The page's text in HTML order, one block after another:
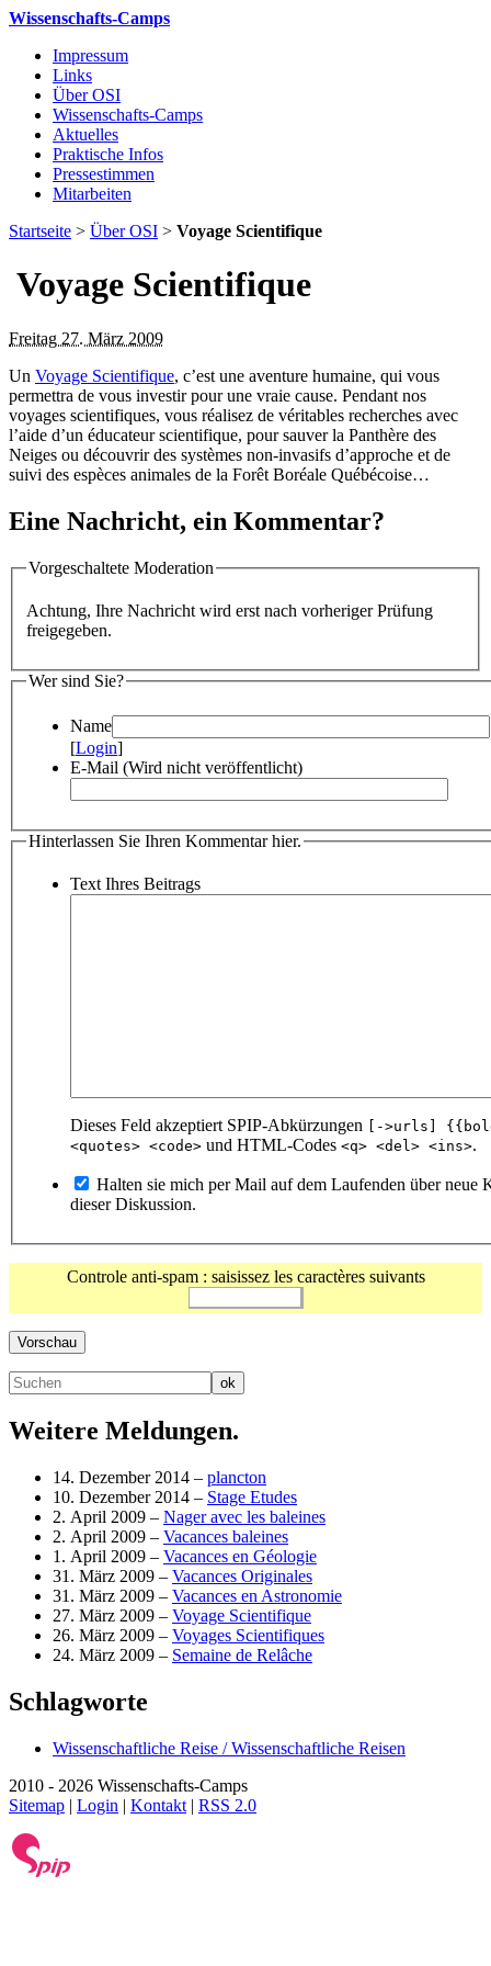
Wissenschafts-Camps
Impressum
Links
Über OSI
Wissenschafts-Camps
Aktuelles
Praktische Infos
Pressestimmen
Mitarbeiten
Startseite > Über OSI > Voyage Scientifique
Voyage Scientifique
Freitag 27. März 2009
Un Voyage Scientifique, c’est une aventure humaine, qui vous
permettra de vous investir pour une vraie cause. Pendant nos
voyages scientifiques, vous réalisez de véritables recherches avec
l’aide d’un éducateur scientifique, pour sauver la Panthère des
Neiges ou découvrir des systèmes non-invasifs d’approche et de
suivi des espèces animales de la Forêt Boréale Québécoise…
Eine Nachricht, ein Kommentar?
Vorgeschaltete Moderation
Achtung, Ihre Nachricht wird erst nach vorheriger Prüfung
freigegeben.
Wer sind Sie?
Name
[Login]
E-Mail (Wird nicht veröffentlicht)
Hinterlassen Sie Ihren Kommentar hier.
Text Ihres Beitrags
Dieses Feld akzeptiert SPIP-Abkürzungen
[->urls]
<quotes> <code> und HTML-Codes <q> <del> <ins>.
Halten sie mich per Mail auf dem Laufenden über neue
dieser Diskussion.
Controle anti-spam : saisissez les caractères suivants
Weitere Meldungen.
14. Dezember 2014 – plancton
10. Dezember 2014 – Stage Etudes
2. April 2009 – Nager avec les baleines
2. April 2009 – Vacances baleines
1. April 2009 – Vacances en Géologie
31. März 2009 – Vacances Originales
31. März 2009 – Vacances en Astronomie
27. März 2009 – Voyage Scientifique
26. März 2009 – Voyages Scientifiques
24. März 2009 – Semaine de Relâche
Schlagworte
Wissenschaftliche Reise / Wissenschaftliche Reisen
2010 - 2026 Wissenschafts-Camps
Sitemap | Login | Kontakt | RSS 2.0